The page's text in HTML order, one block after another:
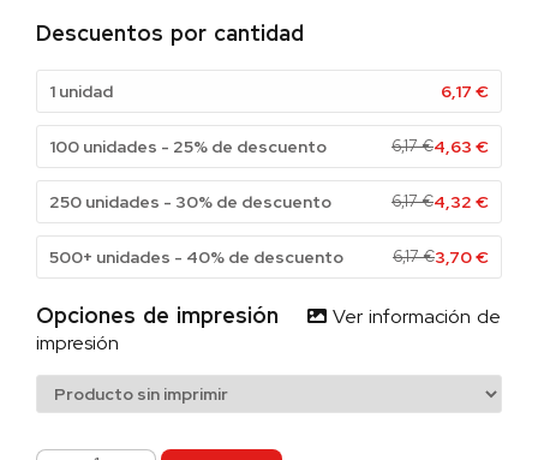
Descuentos por cantidad
1 unidad 6,17 €
100 unidades - 25% de descuento 6,17€4,63 €
250 unidades - 30% de descuento 6,17€4,32 €
500+ unidades - 40% de descuento 6,17€3,70€
Opciones de impresión
Ver información de
impresión